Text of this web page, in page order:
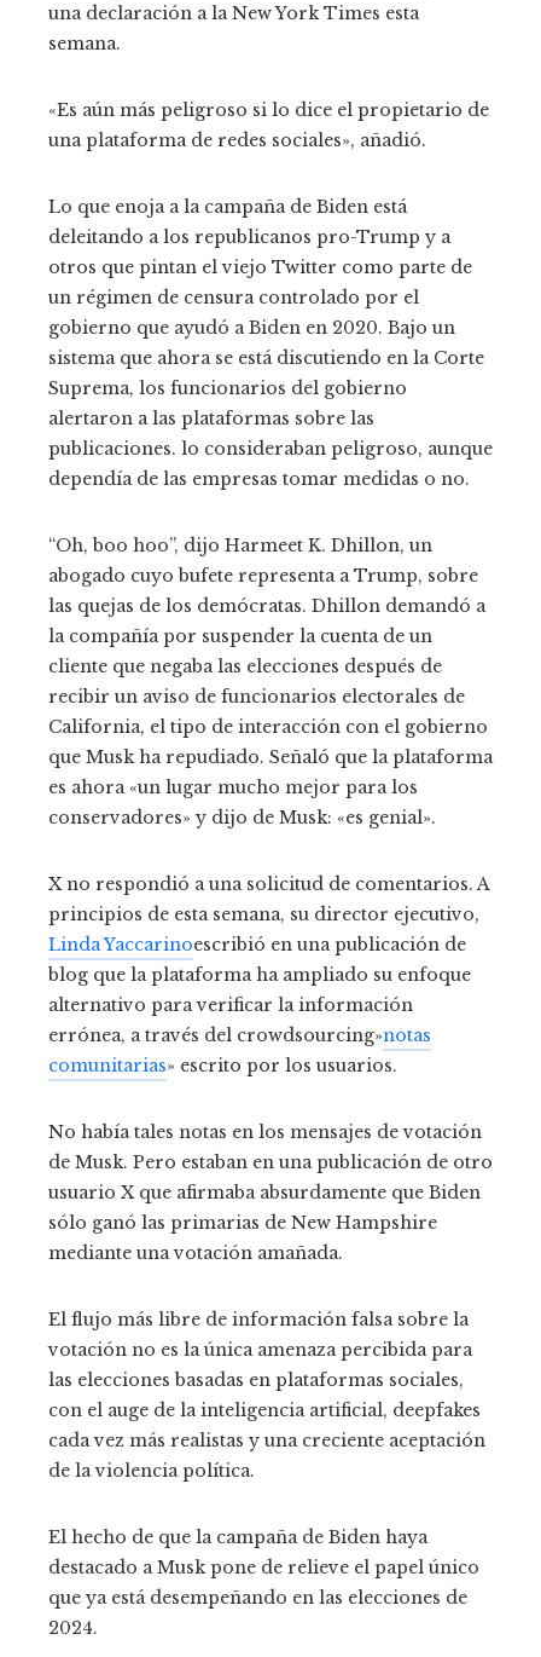
una declaración a la New York Times esta
semana.
«Es aún más peligroso si lo dice el propietario de
una plataforma de redes sociales», añadió.
Lo que enoja a la campaña de Biden está
deleitando a los republicanos pro-Trump y a
otros que pintan el viejo Twitter como parte de
un régimen de censura controlado por el
gobierno que ayudó a Biden en 2020. Bajo un
sistema que ahora se está discutiendo en la Corte
Suprema, los funcionarios del gobierno
alertaron a las plataformas sobre las
publicaciones. lo consideraban peligroso, aunque
dependía de las empresas tomar medidas o no.
“Oh, boo hoo”, dijo Harmeet K. Dhillon, un
abogado cuyo bufete representa a Trump, sobre
las quejas de los demócratas. Dhillon demandó a
la compañía por suspender la cuenta de un
cliente que negaba las elecciones después de
recibir un aviso de funcionarios electorales de
California, el tipo de interacción con el gobierno
que Musk ha repudiado. Señaló que la plataforma
es ahora «un lugar mucho mejor para los
conservadores» y dijo de Musk: «es genial».
X no respondió a una solicitud de comentarios. A
principios de esta semana, su director ejecutivo,
Linda Yaccarinoescribió en una publicación de
blog que la plataforma ha ampliado su enfoque
alternativo para verificar la información
errónea, a través del crowdsourcing»notas
comunitarias» escrito por los usuarios.
No había tales notas en los mensajes de votación
de Musk. Pero estaban en una publicación de otro
usuario X que afirmaba absurdamente que Biden
sólo ganó las primarias de New Hampshire
mediante una votación amañada.
El flujo más libre de información falsa sobre la
votación no es la única amenaza percibida para
las elecciones basadas en plataformas sociales,
con el auge de la inteligencia artificial, deepfakes
cada vez más realistas y una creciente aceptación
de la violencia política.
El hecho de que la campaña de Biden haya
destacado a Musk pone de relieve el papel único
que ya está desempeñando en las elecciones de
2024.